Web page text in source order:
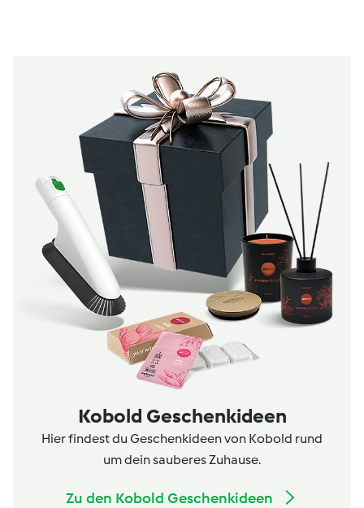
Kobold Geschenkideen
Hier findest du Geschenkideen von Kobold rund
um dein sauberes Zuhause.
Zu den Kobold Geschenkideen